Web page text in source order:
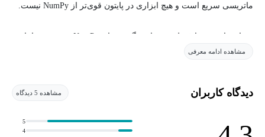
ماتریسی سریع است و هیچ ابزاری در پایتون قوی‌تر از NumPy نیست.
بسیاری از دوره‌ها فقط به شما می‌گویند توابع NumPy چه هستند؛ اما
این دوره به شما یاد می‌دهد که چگونه ماتریس ها و ابعاد مختلف آن ها
می‌کنیم تا از بالاترین سرعت و بهینه‌سازی‌ها بهره‌مند شوید.
چه چیزهایی در این دوره یاد می‌گیرید؟
مشاهده ادامه معرفی
دیدگاه کاربران مشاهده 5 دیدگاه
4
5